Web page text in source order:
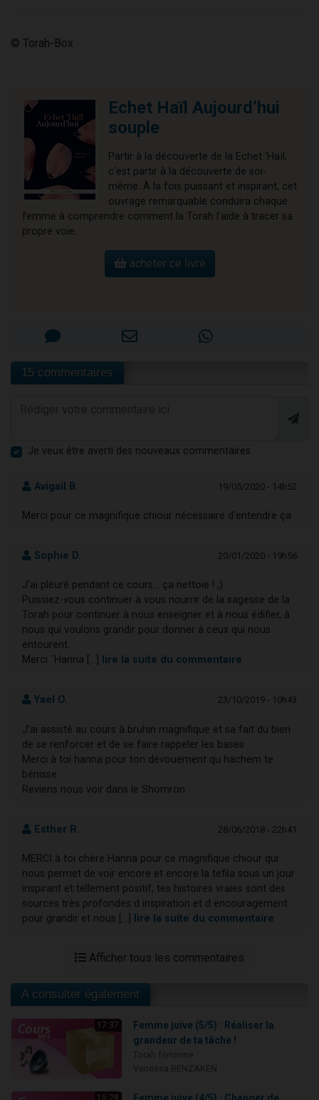
© Torah-Box
Echet Haïl Aujourd’hui
souple
Partir à la découverte de la Echet ‘Haïl,
c’est partir à la découverte de soi-
même. À la fois puissant et inspirant, cet
ouvrage remarquable conduira chaque
femme à comprendre comment la Torah l’aide à tracer sa
propre voie.
acheter ce livre
15 commentaires
Je veux être averti des nouveaux commentaires
Avigail B. 19/05/2020 - 14h52
Merci pour ce magnifique chiour nécessaire d'entendre ça
Sophie D. 20/01/2020 - 19h56
J’ai pleuré pendant ce cours... ça nettoie ! ;)
Puissiez-vous continuer à vous nourrir de la sagesse de la
Torah pour continuer à nous enseigner et à nous édifier, à
nous qui voulons grandir pour donner à ceux qui nous
entourent.
Merci ´Hanna [...]
lire la suite du commentaire
Yael O. 23/10/2019 - 10h43
J’ai assisté au cours à bruhin magnifique et sa fait du bien
de se renforcer et de se faire rappeler les bases
Merci à toi hanna pour ton dévouement qu hachem te
bénisse
Reviens nous voir dans le Shomron
Esther R. 28/06/2018 - 22h41
MERCI à toi chère Hanna pour ce magnifique chiour qui
nous permet de voir encore et encore la tefila sous un jour
inspirant et tellement positif, tes histoires vraies sont des
sources très profondes d inspiration et d encouragement
pour grandir et nous [...]
lire la suite du commentaire
Afficher tous les commentaires
A consulter également
17:37
Femme juive (5/5) : Réaliser la
grandeur de ta tâche !